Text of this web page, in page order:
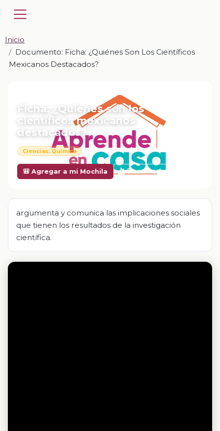
Inicio
Documento: Ficha: ¿Quiénes Son Los Científicos
Mexicanos Destacados?
Ficha: ¿Quiénes son los
científicos mexicanos
destacados?
Ciencias. Química
🎒 Agregar a mi Mochila Descargar
argumenta y comunica las implicaciones sociales
que tienen los resultados de la investigación
científica.